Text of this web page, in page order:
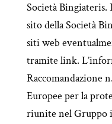
Società Bingiateris.
sito della Società
siti web
tramite link.
Raccomandazione
Europee per la
riunite nel Gruppo